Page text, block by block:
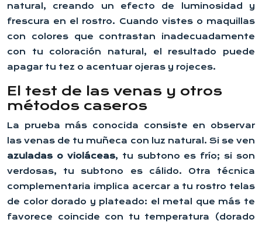
natural, creando un efecto de luminosidad y
frescura en el rostro. Cuando vistes o maquillas
con colores que contrastan inadecuadamente
con tu coloración natural, el resultado puede
apagar tu tez o acentuar ojeras y rojeces.
El test de las venas y otros
métodos caseros
La prueba más conocida consiste en observar
las venas de tu muñeca con luz natural. Si se ven
azuladas o violáceas, tu subtono es frío; si son
verdosas, tu subtono es cálido. Otra técnica
complementaria implica acercar a tu rostro telas
de color dorado y plateado: el metal que más te
favorece coincide con tu temperatura (dorado